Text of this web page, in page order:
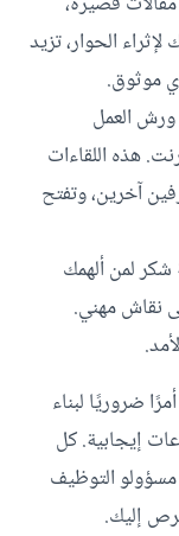
الحوار، تزيد
موثوق.
العمل
هذه اللقاءات
آخرين، وتفتح
لمن ألهمك
نقاش مهني.
ضروريًا لبناء
إيجابية. كل
التوظيف
إليك.